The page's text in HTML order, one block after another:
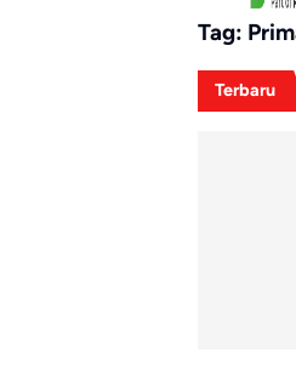
Tag:
Terbaru